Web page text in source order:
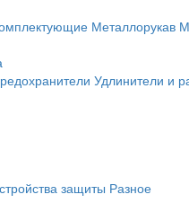
Металлорукав
Удлинители и
защиты Разное